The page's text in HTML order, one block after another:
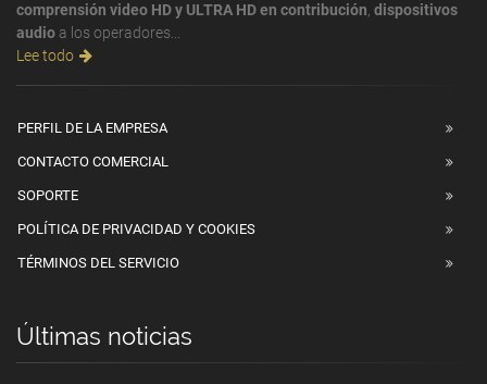
comprensión video HD y ULTRA HD en contribución, dispositivos
audio a los operadores...
Lee todo
PERFIL DE LA EMPRESA
CONTACTO COMERCIAL
SOPORTE
POLÍTICA DE PRIVACIDAD Y COOKIES
TÉRMINOS DEL SERVICIO
Últimas noticias